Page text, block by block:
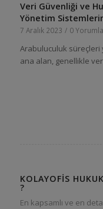
Veri Güvenliği ve
Yönetim
7 Aralık 2023 / 0
Arabuluculuk
ana alan, genellikle
KOLAYOFIS
?
En kapsamlı ve en